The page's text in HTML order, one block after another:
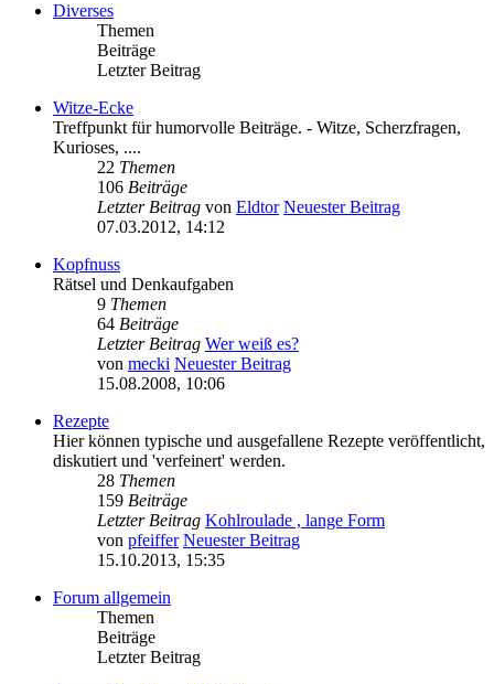
Diverses
Themen
Beiträge
Letzter Beitrag
Witze-Ecke
Treffpunkt für humorvolle Beiträge. - Witze, Scherzfragen,
Kurioses, ....
22 Themen
106 Beiträge
Letzter Beitrag von Eldtor Neuester Beitrag
07.03.2012, 14:12
Kopfnuss
Rätsel und Denkaufgaben
9 Themen
64 Beiträge
Letzter Beitrag Wer weiß es?
von mecki Neuester Beitrag
15.08.2008, 10:06
Rezepte
Hier können typische und ausgefallene Rezepte veröffentlicht,
diskutiert und 'verfeinert' werden.
28 Themen
159 Beiträge
Letzter Beitrag Kohlroulade , lange Form
von pfeiffer Neuester Beitrag
15.10.2013, 15:35
Forum allgemein
Themen
Beiträge
Letzter Beitrag